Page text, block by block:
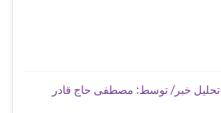
تحلیل خبر/ توسط: مصطفی حاج قادر